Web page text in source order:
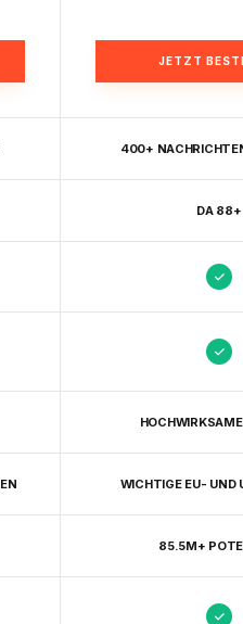
JETZT
400+
DA 88+
WICHTIGE EU- UND
85.5M+